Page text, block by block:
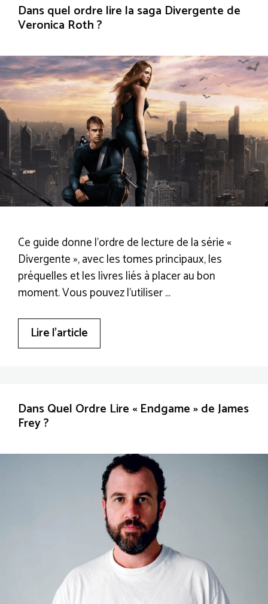
Dans quel ordre lire la saga Divergente de
Veronica Roth ?
Ce guide donne l’ordre de lecture de la série «
Divergente », avec les tomes principaux, les
préquelles et les livres liés à placer au bon
moment. Vous pouvez l’utiliser …
Lire l’article
Dans Quel Ordre Lire « Endgame » de James
Frey ?